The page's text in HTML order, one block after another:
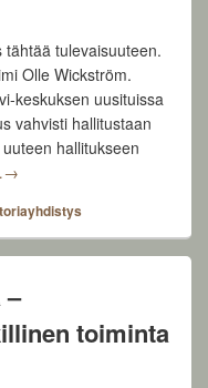
tulevaisuuteen.
Olle Wickström.
keskuksen uusituissa
vahvisti hallitustaan
hallitukseen
Historiayhdistys kokoontui
→
–
toiminta